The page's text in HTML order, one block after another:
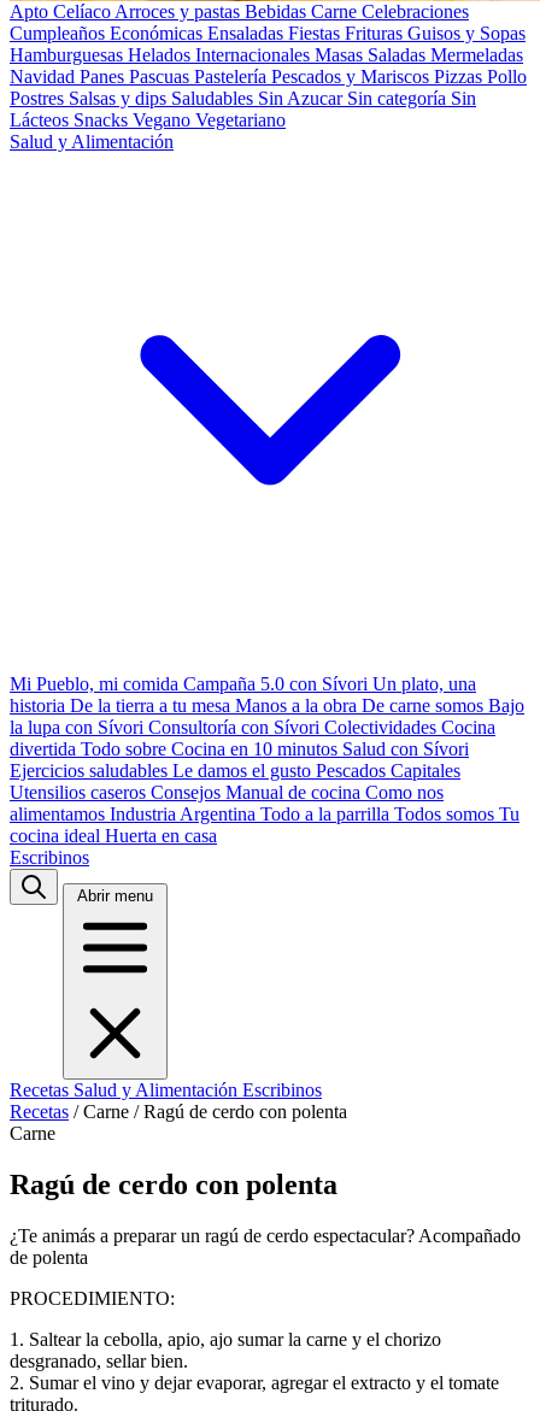
Apto Celíaco Arroces y pastas Bebidas Carne Celebraciones
Cumpleaños Económicas Ensaladas Fiestas Frituras Guisos y Sopas
Hamburguesas Helados Internacionales Masas Saladas Mermeladas
Navidad Panes Pascuas Pastelería Pescados y Mariscos Pizzas Pollo
Postres Salsas y dips Saludables Sin Azucar Sin categoría Sin
Lácteos Snacks Vegano Vegetariano
Salud y Alimentación
Mi Pueblo, mi comida Campaña 5.0 con Sívori Un plato, una
historia De la tierra a tu mesa Manos a la obra De carne somos Bajo
la lupa con Sívori Consultoría con Sívori Colectividades Cocina
divertida Todo sobre Cocina en 10 minutos Salud con Sívori
Ejercicios saludables Le damos el gusto Pescados Capitales
Utensilios caseros Consejos Manual de cocina Como nos
alimentamos Industria Argentina Todo a la parrilla Todos somos Tu
cocina ideal Huerta en casa
Escribinos
Abrir menu
Recetas Salud y Alimentación Escribinos
Recetas / Carne / Ragú de cerdo con polenta
Carne
Ragú de cerdo con polenta
¿Te animás a preparar un ragú de cerdo espectacular? Acompañado
de polenta
PROCEDIMIENTO:
1. Saltear la cebolla, apio, ajo sumar la carne y el chorizo
desgranado, sellar bien.
2. Sumar el vino y dejar evaporar, agregar el extracto y el tomate
triturado.